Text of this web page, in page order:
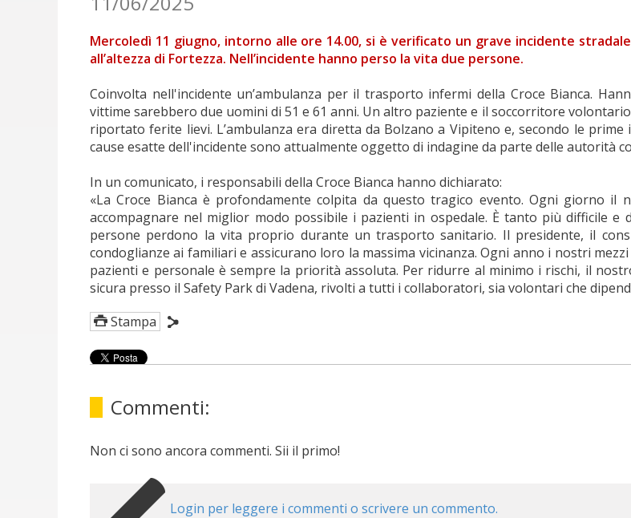
Mercoledì 11 giugno, intorno alle ore 14.00, si è verificato un grave incidente
all’altezza di Fortezza. Nell’incidente hanno perso la vita due persone.
Coinvolta nell'incidente un’ambulanza per il trasporto infermi della Croce Bianca.
vittime sarebbero due uomini di 51 e 61 anni. Un altro paziente e il soccorritore
riportato ferite lievi. L’ambulanza era diretta da Bolzano a Vipiteno e, secondo le
cause esatte dell'incidente sono attualmente oggetto di indagine da parte delle autorità
In un comunicato, i responsabili della Croce Bianca hanno dichiarato:
«La Croce Bianca è profondamente colpita da questo tragico evento. Ogni giorno
accompagnare nel miglior modo possibile i pazienti in ospedale. È tanto più difficile
persone perdono la vita proprio durante un trasporto sanitario. Il presidente, il
condoglianze ai familiari e assicurano loro la massima vicinanza. Ogni anno i nostri
pazienti e personale è sempre la priorità assoluta. Per ridurre al minimo i rischi, il
sicura presso il Safety Park di Vadena, rivolti a tutti i collaboratori, sia volontari che
Stampa
Commenti:
Non ci sono ancora commenti. Sii il primo!
Login per leggere i commenti o scrivere un commento.